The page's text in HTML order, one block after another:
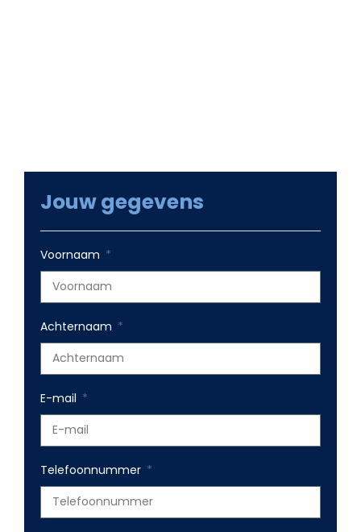
Jouw gegevens
Voornaam
Achternaam
E-mail
Telefoonnummer